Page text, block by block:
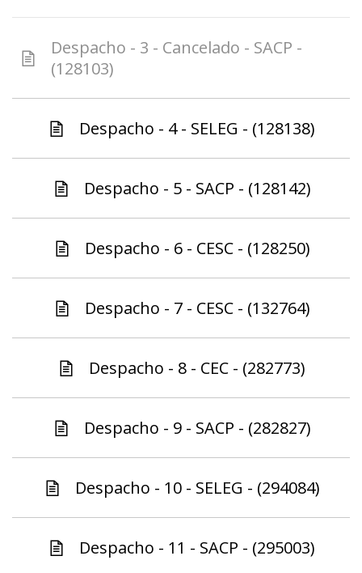
Despacho - 3 - Cancelado - SACP -
(128103)
Despacho - 4 - SELEG - (128138)
Despacho - 5 - SACP - (128142)
Despacho - 6 - CESC - (128250)
Despacho - 7 - CESC - (132764)
Despacho - 8 - CEC - (282773)
Despacho - 9 - SACP - (282827)
Despacho - 10 - SELEG - (294084)
Despacho - 11 - SACP - (295003)